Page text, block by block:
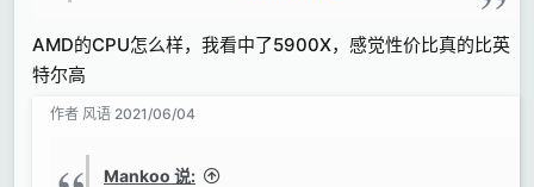
Asgard AS960GS3-S7 ( 960GB )
电源：振华GX650
AMD的CPU怎么样，我看中了5900X，感觉性价比真的比英
特尔高
作者 风语 2021/06/04
Mankoo 说: